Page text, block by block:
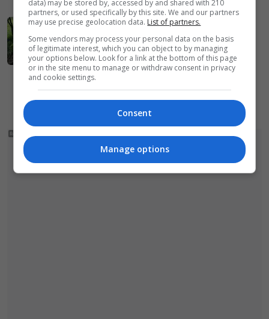
2026-06-23
Pijany 23-latek uciekał przed policją
przez las. Pościg zakończyła… urwana
opona
« 1 2 3 4 … 58 59 »
data) may be stored by, accessed by and shared with 210
partners, or used specifically by this site. We and our partners
may use precise geolocation data. List of partners.
Some vendors may process your personal data on the basis
of legitimate interest, which you can object to by managing
your options below. Look for a link at the bottom of this page
or in the site menu to manage or withdraw consent in privacy
and cookie settings.
Consent
Manage options